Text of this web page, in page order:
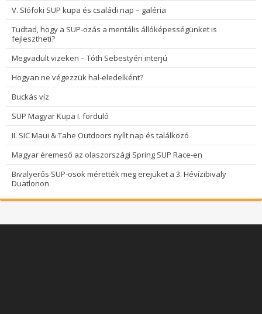
V. SIófoki SUP kupa és családi nap – galéria
Tudtad, hogy a SUP-ozás a mentális állóképességünket is
fejlesztheti?
Megvadult vizeken – Tóth Sebestyén interjú
Hogyan ne végezzük hal-eledelként?
Buckás víz
SUP Magyar Kupa I. forduló
II. SIC Maui & Tahe Outdoors nyílt nap és találkozó
Magyar éremeső az olaszországi Spring SUP Race-en
Bivalyerős SUP-osok mérették meg erejüket a 3. Hévízibivaly
Duatlonon